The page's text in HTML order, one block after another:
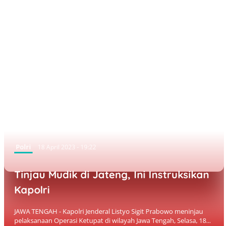
Polri 18 April 2023 - 19:22
Tinjau Mudik di Jateng, Ini Instruksikan
Kapolri
JAWA TENGAH - Kapolri Jenderal Listyo Sigit Prabowo meninjau
pelaksanaan Operasi Ketupat di wilayah Jawa Tengah, Selasa, 18...